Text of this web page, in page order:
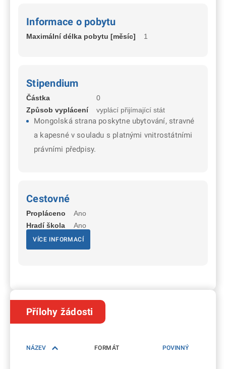
Informace o pobytu
Maximální délka pobytu [měsíc] 1
Stipendium
Částka
0
Způsob vyplácení
vyplácí přijímající stát
Mongolská strana poskytne ubytování, stravné
a kapesné v souladu s platnými vnitrostátními
právními předpisy.
Cestovné
Propláceno
Ano
Hradí škola
Ano
VÍCE INFORMACÍ
Přílohy žádosti
NÁZEV FORMÁT POVINNÝ